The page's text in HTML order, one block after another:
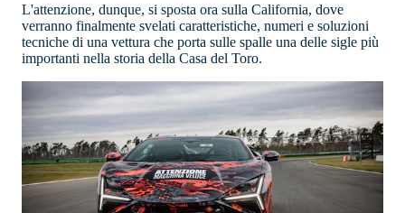
L'attenzione, dunque, si sposta ora sulla California, dove
verranno finalmente svelati caratteristiche, numeri e soluzioni
tecniche di una vettura che porta sulle spalle una delle sigle più
importanti nella storia della Casa del Toro.